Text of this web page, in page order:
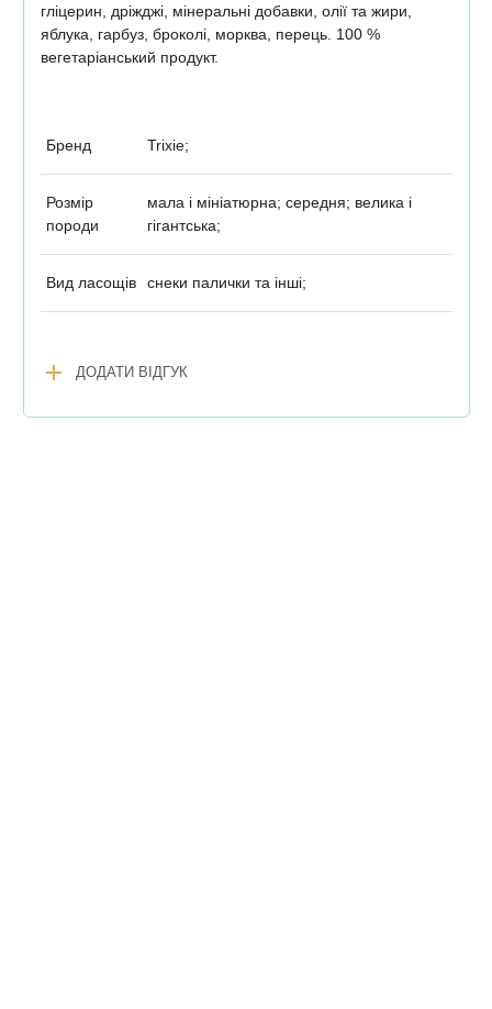
гліцерин, дріжджі, мінеральні добавки, олії та жири,
яблука, гарбуз, броколі, морква, перець. 100 %
вегетаріанський продукт.
Бренд Trixie;
Розмір
породи
мала і мініатюрна; середня; велика і
гігантська;
Вид ласощів снеки палички та інші;
add ДОДАТИ ВІДГУК